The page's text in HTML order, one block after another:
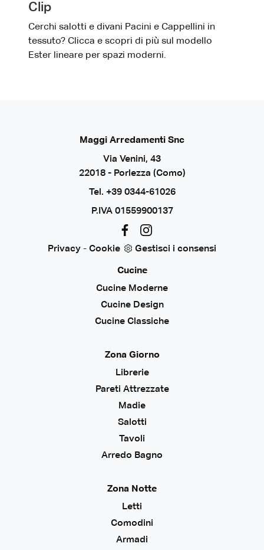
Clip
Cerchi salotti e divani Pacini e Cappellini in
tessuto? Clicca e scopri di più sul modello
Ester lineare per spazi moderni.
Maggi Arredamenti Snc
Via Venini, 43
22018 - Porlezza (Como)
Tel. +39 0344-61026
P.IVA 01559900137
Privacy - Cookie Gestisci i consensi
Cucine
Cucine Moderne
Cucine Design
Cucine Classiche
Zona Giorno
Librerie
Pareti Attrezzate
Madie
Salotti
Tavoli
Arredo Bagno
Zona Notte
Letti
Comodini
Armadi